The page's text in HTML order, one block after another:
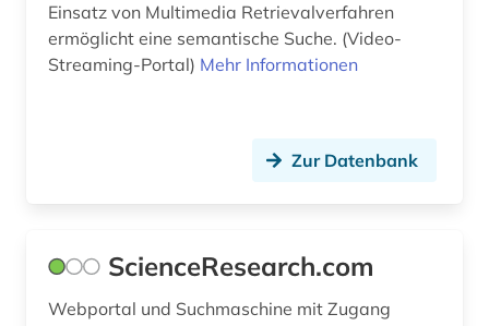
Einsatz von Multimedia Retrievalverfahren
ermöglicht eine semantische Suche. (Video-
Streaming-Portal) Mehr Informationen
Zur Datenbank
ScienceResearch.com
Webportal und Suchmaschine mit Zugang